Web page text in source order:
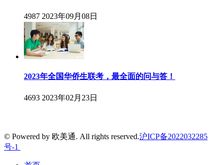
4987 2023年09月08日
2023年全国华侨生联考，最全面的问与答！
4693 2023年02月23日
© Powered by 欧美通. All rights reserved.沪ICP备2022032285
号-1